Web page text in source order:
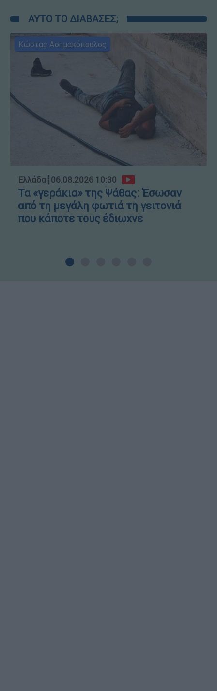
ΑΥΤΟ ΤΟ ΔΙΑΒΑΣΕΣ;
Κώστας Ασημακόπουλος
Ελλάδα┋06.08.2026 10:30
Τα «γεράκια» της Ψάθας: Έσωσαν
από τη μεγάλη φωτιά τη γειτονιά
που κάποτε τους έδιωχνε